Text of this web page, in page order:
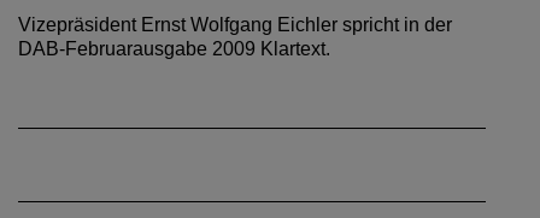
Vizepräsident Ernst Wolfgang Eichler spricht in der
DAB-Februarausgabe 2009 Klartext.